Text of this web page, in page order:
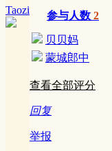
Taozi 参与人数 2
贝贝妈
蒙城郎中
查看全部评分
回复
举报